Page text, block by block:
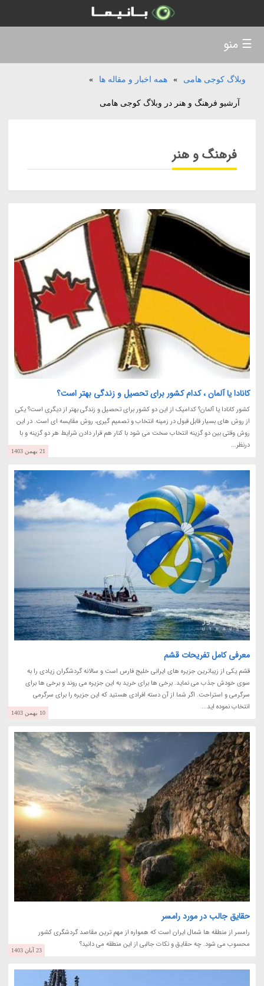
وبلاگ کوجی هامی » همه اخبار و مقاله ها »
آرشیو فرهنگ و هنر در وبلاگ کوجی هامی
فرهنگ و هنر
کانادا یا آلمان ، کدام کشور برای تحصیل و زندگی بهتر است؟
کشور کانادا یا آلمان؟ کدامیک از این دو کشور برای تحصیل و زندگی بهتر از دیگری است؟ یکی
از روش های بسیار قابل قبول در زمینه انتخاب و تصمیم گیری، روش مقایسه ای است. در این
روش وقتی بین دو گزینه انتخاب سخت می شود با کنار هم قرار دادن شرایط هر دو گزینه و با
درنظر...
21 بهمن 1403
معرفی کامل تفریحات قشم
قشم یکی از زیباترین جزیره های ایرانی خلیج فارس است و سالانه گردشگران زیادی را به
سوی خودش جذب می نماید. برخی ها برای خرید به این جزیره می روند و برخی ها برای
سرگرمی و استراحت. اگر شما از آن دسته افرادی هستید که این جزیره را برای سرگرمی
انتخاب نموده اید...
10 بهمن 1403
حقایق جالب در مورد رامسر
رامسر از منطقه ها شمال ایران است که همواره از مهم ترین مقاصد گردشگری کشور
محسوب می شود. چه حقایق و نکات جالبی از این منطقه می دانید؟
23 آبان 1403
☰ منو